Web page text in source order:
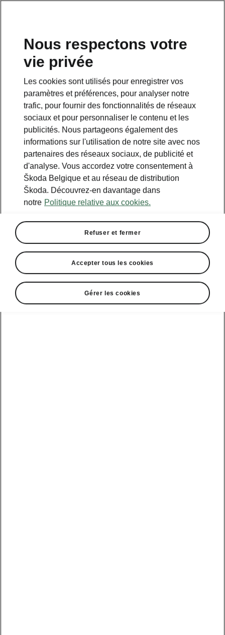
Nous respectons votre
vie privée
Les cookies sont utilisés pour enregistrer vos
paramètres et préférences, pour analyser notre
trafic, pour fournir des fonctionnalités de réseaux
sociaux et pour personnaliser le contenu et les
publicités. Nous partageons également des
informations sur l'utilisation de notre site avec nos
partenaires des réseaux sociaux, de publicité et
d'analyse. Vous accordez votre consentement à
Škoda Belgique et au réseau de distribution
Škoda. Découvrez-en davantage dans
notre Politique relative aux cookies.
Refuser et fermer
Accepter tous les cookies
Gérer les cookies